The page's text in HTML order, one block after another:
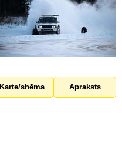
Karte/shēma Apraksts